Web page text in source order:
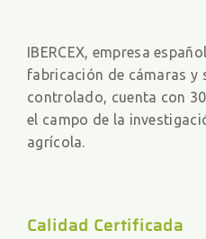
IBERCEX, empresa
fabricación de cámaras y
controlado, cuenta con
el campo de la
agrícola.
Calidad Certificada